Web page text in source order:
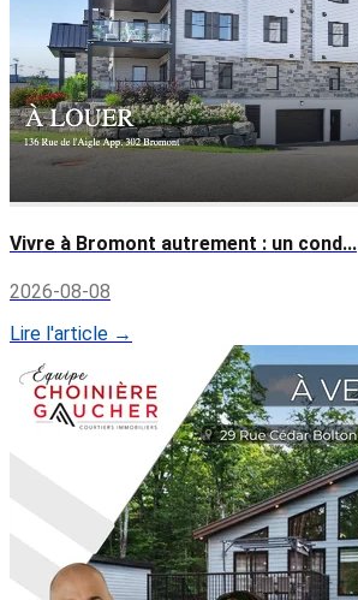
Vivre à Bromont autrement : un cond...
2026-08-08
Lire l'article →